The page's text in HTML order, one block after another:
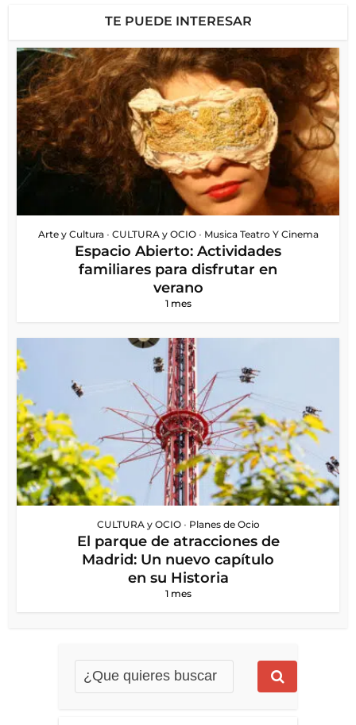
TE PUEDE INTERESAR
Arte y Cultura • CULTURA y OCIO • Musica Teatro Y Cinema
Espacio Abierto: Actividades
familiares para disfrutar en
verano
1 mes
CULTURA y OCIO • Planes de Ocio
El parque de atracciones de
Madrid: Un nuevo capítulo
en su Historia
1 mes